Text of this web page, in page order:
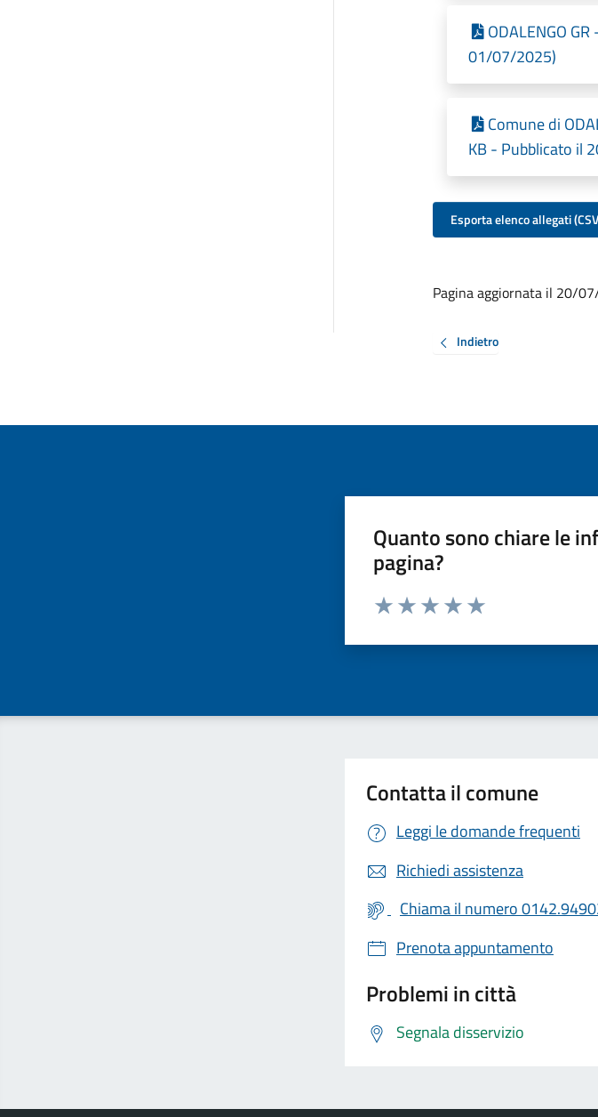
ODALENGO
01/07/2025)
Comune di
KB - Pubblicato il
Esporta elenco allegati
Pagina aggiornata il 20/
Indietro
Quanto sono chiare le
pagina?
Valuta da 1 a 5 stelle la pagina
Contatta il comune
Leggi le domande frequenti
Richiedi assistenza
Chiama il numero
Prenota appuntamento
Problemi in città
Segnala disservizio